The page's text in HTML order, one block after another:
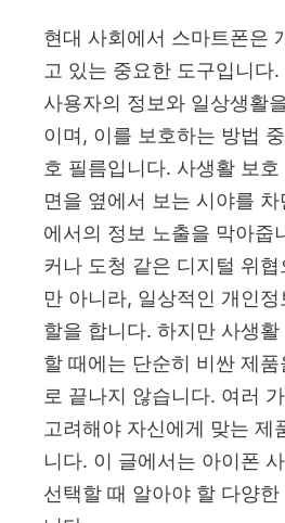
현대 사회에서 스마트폰은
고 있는 중요한 도구입니다
사용자의 정보와 일상생활
이며, 이를 보호하는 방법
호 필름입니다. 사생활 보
면을 옆에서 보는 시야를
에서의 정보 노출을 막아줍
커나 도청 같은 디지털 위
만 아니라, 일상적인 개인
할을 합니다. 하지만 사생
할 때에는 단순히 비싼 제
로 끝나지 않습니다. 여러
고려해야 자신에게 맞는 제
니다. 이 글에서는 아이폰
선택할 때 알아야 할 다양